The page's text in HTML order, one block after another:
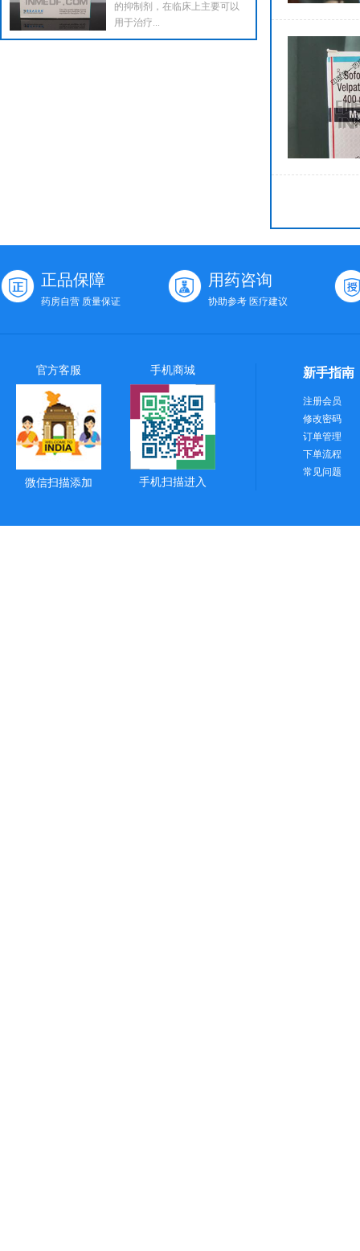
的抑制剂，在临床上主要可以
用于治疗...
正品保障
药房自营 质量保证
用药咨询
协助参考 医疗建议
官方客服
微信扫描添加
手机商城
手机扫描进入
新手指南
注册会员
修改密码
订单管理
下单流程
常见问题